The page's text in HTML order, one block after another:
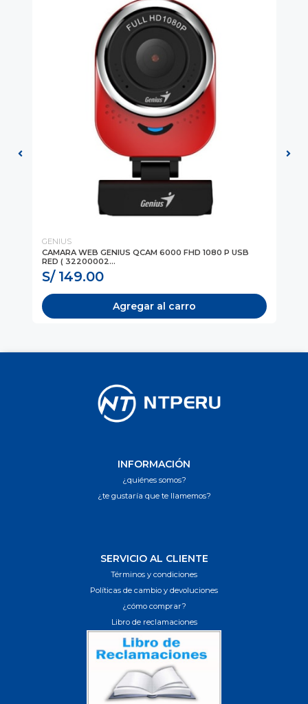
GENIUS
CAMARA WEB GENIUS QCAM 6000 FHD 1080 P USB
RED ( 32200002...
S/ 149.00
Agregar al carro
INFORMACIÓN
¿quiénes somos?
¿te gustaría que te llamemos?
SERVICIO AL CLIENTE
Términos y condiciones
Políticas de cambio y devoluciones
¿cómo comprar?
Libro de reclamaciones